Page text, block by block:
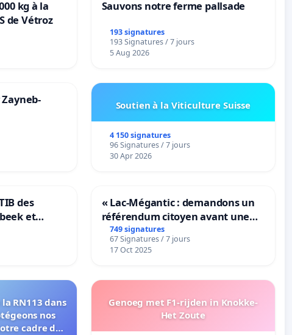
kg à la
de Vétroz
Sauvons notre ferme pallsade
193 signatures
193 Signatures / 7 jours
5 Aug 2026
Soutien à la Viticulture Suisse
4 150 signatures
96 Signatures / 7 jours
30 Apr 2026
des
et
« Lac-Mégantic : demandons un
référendum citoyen avant une
transformation irréversible de
notre territoire »
749 signatures
67 Signatures / 7 jours
17 Oct 2025
RN113 dans
nos
cadre de
Genoeg met F1-rijden in Knokke-
Het Zoute